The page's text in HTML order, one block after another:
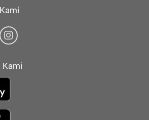
Kami